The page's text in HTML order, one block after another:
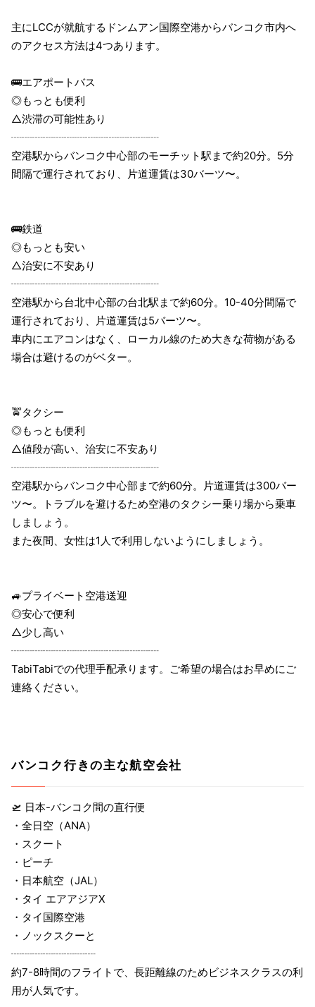
主にLCCが就航するドンムアン国際空港からバンコク市内へ
のアクセス方法は4つあります。
🚌エアポートバス
◎もっとも便利
△渋滞の可能性あり
┈┈┈┈┈┈┈┈┈┈┈┈┈┈
空港駅からバンコク中心部のモーチット駅まで約20分。5分
間隔で運行されており、片道運賃は30バーツ〜。
🚌鉄道
◎もっとも安い
△治安に不安あり
┈┈┈┈┈┈┈┈┈┈┈┈┈┈
空港駅から台北中心部の台北駅まで約60分。10-40分間隔で
運行されており、片道運賃は5バーツ〜。
車内にエアコンはなく、ローカル線のため大きな荷物がある
場合は避けるのがベター。
🚖タクシー
◎もっとも便利
△値段が高い、治安に不安あり
┈┈┈┈┈┈┈┈┈┈┈┈┈┈
空港駅からバンコク中心部まで約60分。片道運賃は300バー
ツ〜。トラブルを避けるため空港のタクシー乗り場から乗車
しましょう。
また夜間、女性は1人で利用しないようにしましょう。
🚙プライベート空港送迎
◎安心で便利
△少し高い
┈┈┈┈┈┈┈┈┈┈┈┈┈┈
TabiTabiでの代理手配承ります。ご希望の場合はお早めにご
連絡ください。
バンコク行きの主な航空会社
🛫 日本-バンコク間の直行便
・全日空（ANA）
・スクート
・ピーチ
・日本航空（JAL）
・タイ エアアジアX
・タイ国際空港
・ノックスクーと
┈┈┈┈┈┈┈┈
約7-8時間のフライトで、長距離線のためビジネスクラスの利
用が人気です。